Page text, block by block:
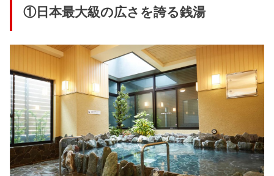
①日本最大級の広さを誇る銭湯